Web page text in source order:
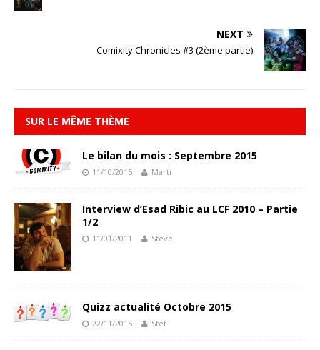
NEXT
Comixity Chronicles #3 (2ème partie)
SUR LE MÊME THÈME
Le bilan du mois : Septembre 2015
11/10/2015 Marti
Interview d’Esad Ribic au LCF 2010 – Partie
1/2
11/01/2011 Steve
Quizz actualité Octobre 2015
22/11/2015 Stef